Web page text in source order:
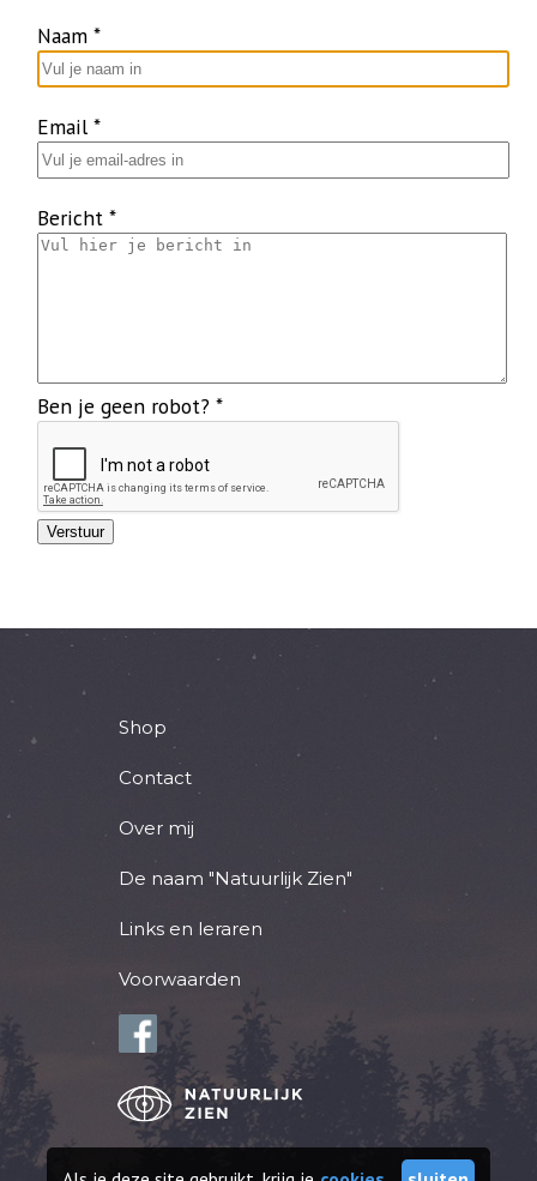
Naam*
Email*
Bericht*
Ben je geen robot?*
Verstuur
Shop
Contact
Over mij
De naam "Natuurlijk Zien"
Links en leraren
Voorwaarden